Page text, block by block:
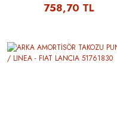
758,70 TL